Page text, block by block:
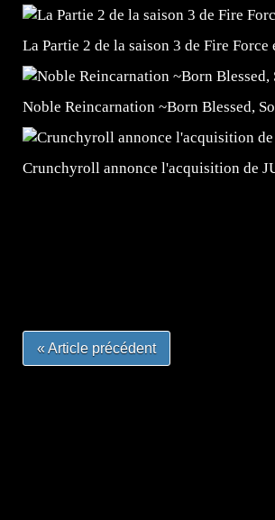
La Partie 2 de la saison 3 de Fire Force
Noble Reincarnation ~Born Blessed,
Crunchyroll annonce l'acquisition de
« Article précédent